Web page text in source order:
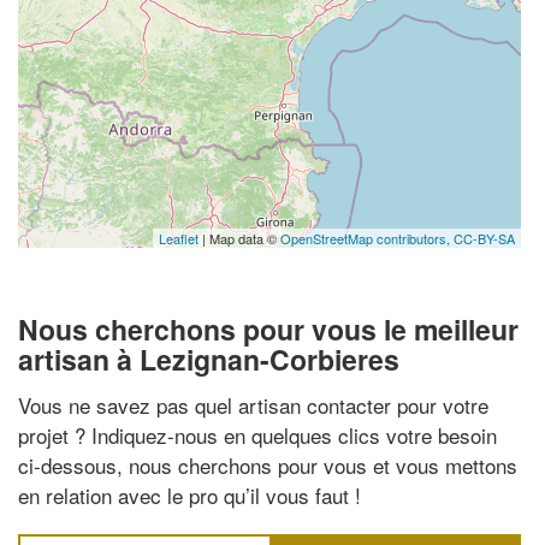
Leaflet | Map data ©OpenStreetMap contributors, CC-BY-SA
Nous cherchons pour vous le meilleur
artisan à Lezignan-Corbieres
Vous ne savez pas quel artisan contacter pour votre
projet ? Indiquez-nous en quelques clics votre besoin
ci-dessous, nous cherchons pour vous et vous mettons
en relation avec le pro qu’il vous faut !